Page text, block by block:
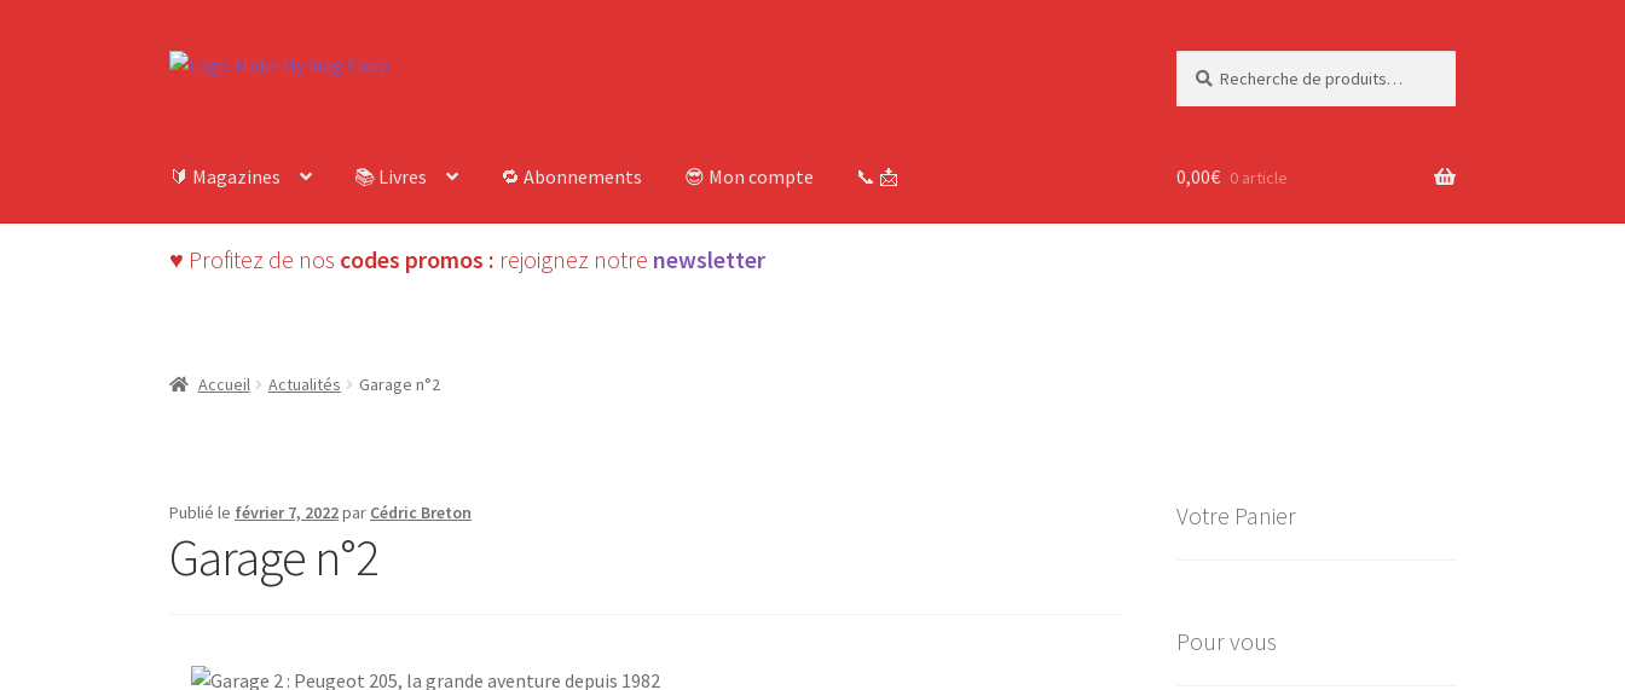
Aller
Aller
pour :
🔰 Magazines 📚 Livres 🔁 Abonnements 😎 Mon compte 📞 📩 0,00€ 0 article
♥ Profitez de nos codes promos : rejoignez notre newsletter
Accueil Actualités Garage n°2
Publié le février 7, 2022par Cédric Breton
Garage n°2
Votre Panier
Pour vous